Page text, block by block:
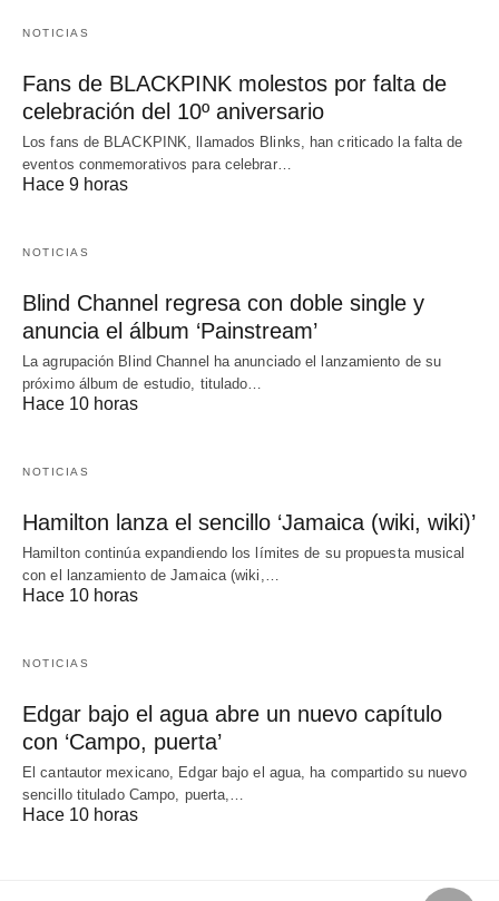
NOTICIAS
Fans de BLACKPINK molestos por falta de
celebración del 10º aniversario
Los fans de BLACKPINK, llamados Blinks, han criticado la falta de
eventos conmemorativos para celebrar…
Hace 9 horas
NOTICIAS
Blind Channel regresa con doble single y
anuncia el álbum ‘Painstream’
La agrupación Blind Channel ha anunciado el lanzamiento de su
próximo álbum de estudio, titulado…
Hace 10 horas
NOTICIAS
Hamilton lanza el sencillo ‘Jamaica (wiki, wiki)’
Hamilton continúa expandiendo los límites de su propuesta musical
con el lanzamiento de Jamaica (wiki,…
Hace 10 horas
NOTICIAS
Edgar bajo el agua abre un nuevo capítulo
con ‘Campo, puerta’
El cantautor mexicano, Edgar bajo el agua, ha compartido su nuevo
sencillo titulado Campo, puerta,…
Hace 10 horas